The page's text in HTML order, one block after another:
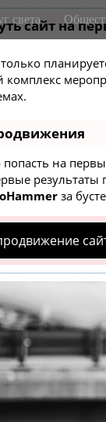
сайт на
комплекс
на
за
света